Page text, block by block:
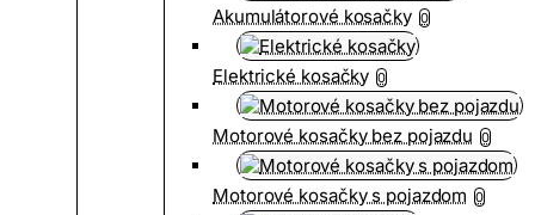
Akumulátorové kosačky 0
Elektrické kosačky 0
Motorové kosačky bez pojazdu 0
Motorové kosačky s pojazdom 0